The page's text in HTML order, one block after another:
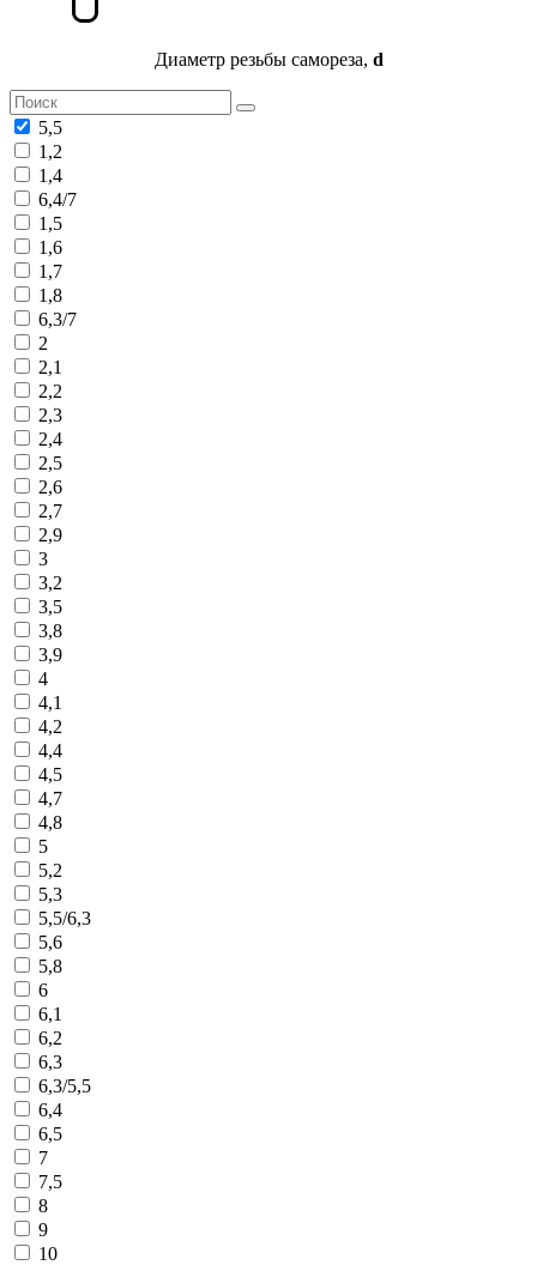
Диаметр резьбы самореза, d
5,5
1,2
1,4
6,4/7
1,5
1,6
1,7
1,8
6,3/7
2
2,1
2,2
2,3
2,4
2,5
2,6
2,7
2,9
3
3,2
3,5
3,8
3,9
4
4,1
4,2
4,4
4,5
4,7
4,8
5
5,2
5,3
5,5/6,3
5,6
5,8
6
6,1
6,2
6,3
6,3/5,5
6,4
6,5
7
7,5
8
9
10